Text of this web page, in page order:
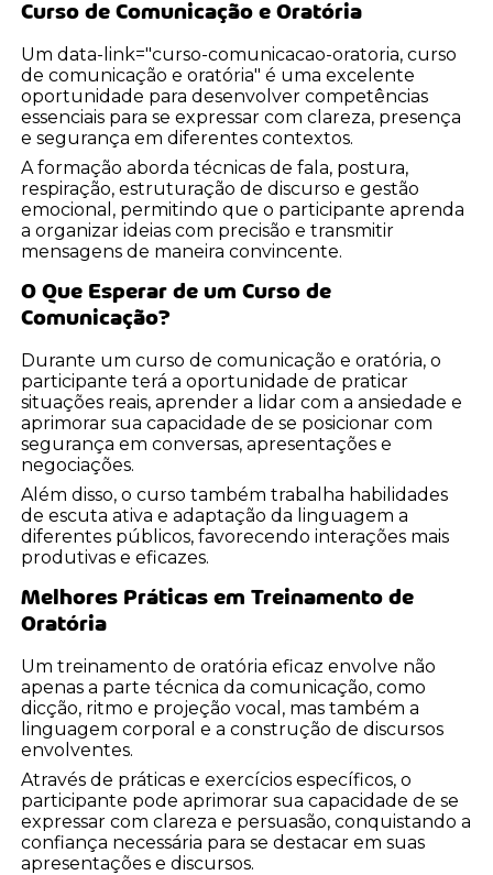
Curso de Comunicação e Oratória
Um data-link="curso-comunicacao-oratoria, curso
de comunicação e oratória" é uma excelente
oportunidade para desenvolver competências
essenciais para se expressar com clareza, presença
e segurança em diferentes contextos.
A formação aborda técnicas de fala, postura,
respiração, estruturação de discurso e gestão
emocional, permitindo que o participante aprenda
a organizar ideias com precisão e transmitir
mensagens de maneira convincente.
O Que Esperar de um Curso de
Comunicação?
Durante um curso de comunicação e oratória, o
participante terá a oportunidade de praticar
situações reais, aprender a lidar com a ansiedade e
aprimorar sua capacidade de se posicionar com
segurança em conversas, apresentações e
negociações.
Além disso, o curso também trabalha habilidades
de escuta ativa e adaptação da linguagem a
diferentes públicos, favorecendo interações mais
produtivas e eficazes.
Melhores Práticas em Treinamento de
Oratória
Um treinamento de oratória eficaz envolve não
apenas a parte técnica da comunicação, como
dicção, ritmo e projeção vocal, mas também a
linguagem corporal e a construção de discursos
envolventes.
Através de práticas e exercícios específicos, o
participante pode aprimorar sua capacidade de se
expressar com clareza e persuasão, conquistando a
confiança necessária para se destacar em suas
apresentações e discursos.